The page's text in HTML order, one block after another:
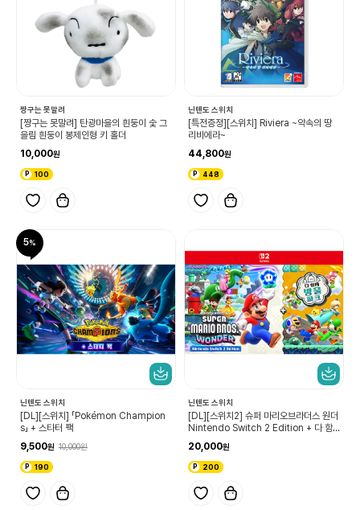
짱구는 못말려
[짱구는 못말려] 탄광마을의 흰둥이 숯 그
을림 흰둥이 봉제인형 키 홀더
10,000
100
닌텐도 스위치
[특전증정][스위치] Riviera ~약속의 땅
리비에라~
44,800
448
5
닌텐도 스위치
[DL][스위치] 「Pokémon Champion
s」 + 스타터 팩
9,500
10,000
190
닌텐도 스위치
[DL][스위치2] 슈퍼 마리오브라더스 원더
Nintendo Switch 2 Edition + 다 함
20,000
200